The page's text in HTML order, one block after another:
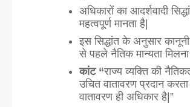
अधिकारों का आदर्शवादी
महत्वपूर्ण मानता है|
इस सिद्धांत के अनुसार कानूनी
से पहले नैतिक मान्यता
कांट “राज्य व्यक्ति की
उचित वातावरण प्रदान
वातावरण ही अधिकार है|”